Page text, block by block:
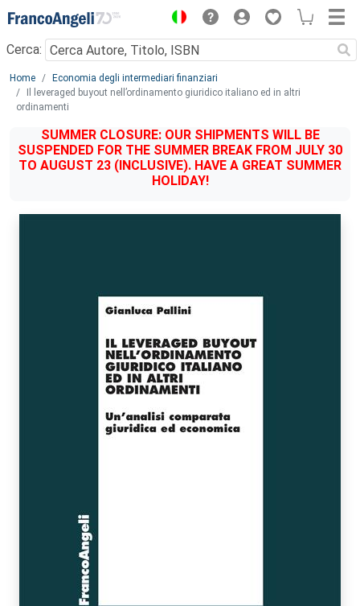
Menu
Cerca:
Main content
Home
Economia degli intermediari finanziari
Il leveraged buyout nell’ordinamento giuridico italiano ed in altri
ordinamenti
SUMMER CLOSURE: OUR SHIPMENTS WILL BE
SUSPENDED FOR THE SUMMER BREAK FROM JULY 30
TO AUGUST 23 (INCLUSIVE). HAVE A GREAT SUMMER
HOLIDAY!